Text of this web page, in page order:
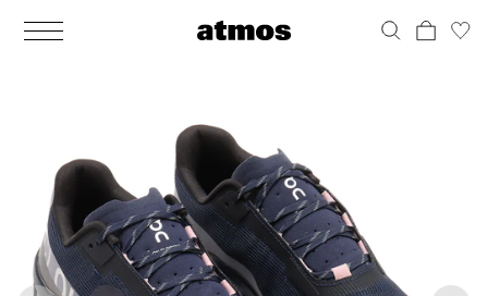
MEN
ウェア
バッグ
アクセサリー
シューズ
ブーツ
サンダル
その他
ウェア
アウター
パンツ
ソックス
バッグ
バックパック / リュック
ショルダー / メッセンジャーバッグ
トート / エコバッグ
クラッチ / セカンドバッグ
アクセサリー
ポーチ / ウォレット
帽子
グッズ / アクセサリー
その他
その他
シューケア / グッズ
おもちゃ / フィギュア
その他
すべてのその他
WOMENS
ウェア
バッグ
アクセサリー
シューズ
ブーツ
サンダル / パンプス
その他
ウェア
アウター
パンツ
ワンピース
バッグ
バックパック / リュック
ショルダー / メッセンジャーバッグ
トート / エコバッグ
クラッチ / セカンドバッグ
アクセサリー
ポーチ / ウォレット
帽子
グッズ / アクセサリー
その他
その他
シューケア / グッズ
おもちゃ / フィギュア
その他
すべてのその他
1 9